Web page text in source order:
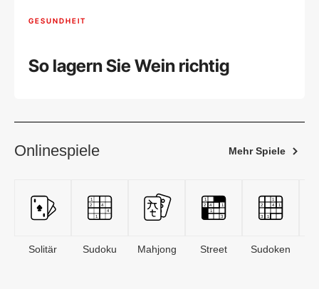
GESUNDHEIT
So lagern Sie Wein richtig
Onlinespiele Mehr Spiele
Solitär Sudoku Mahjong Street Sudoken